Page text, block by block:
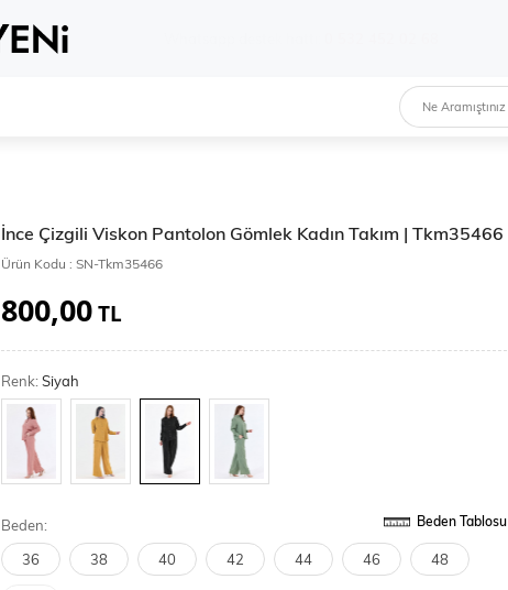
İnce Çizgili Viskon Pantolon Gömlek Kadın Takım | Tkm35466
Ürün Kodu : SN-Tkm35466
800,00TL
Renk:Siyah
Beden: Beden Tablosu
36 38 40 42 44 46 48